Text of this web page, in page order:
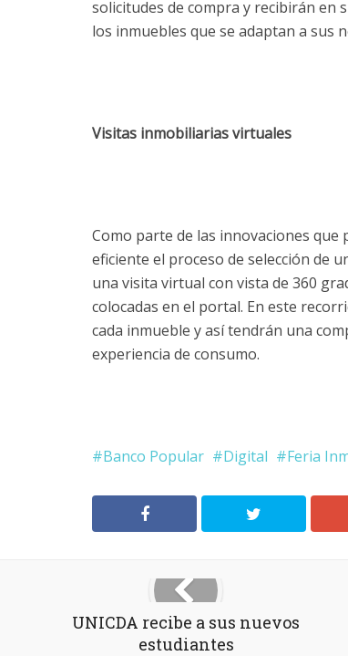
solicitudes de compra y recibirán en
los inmuebles que se adaptan a sus
Visitas inmobiliarias virtuales
Como parte de las innovaciones que
eficiente el proceso de selección de
una visita virtual con vista de 360
colocadas en el portal. En este
cada inmueble y así tendrán una
experiencia de consumo.
Banco Popular Digital Feria
UNICDA recibe a sus nuevos
estudiantes